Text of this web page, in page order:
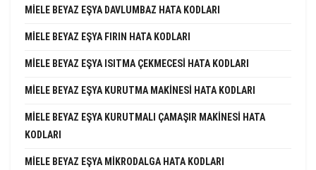
MIELE BEYAZ EŞYA DAVLUMBAZ HATA KODLARI
MIELE BEYAZ EŞYA FIRIN HATA KODLARI
MIELE BEYAZ EŞYA ISITMA ÇEKMECESI HATA KODLARI
MIELE BEYAZ EŞYA KURUTMA MAKINESI HATA KODLARI
MIELE BEYAZ EŞYA KURUTMALI ÇAMAŞIR MAKINESI HATA
KODLARI
MIELE BEYAZ EŞYA MIKRODALGA HATA KODLARI